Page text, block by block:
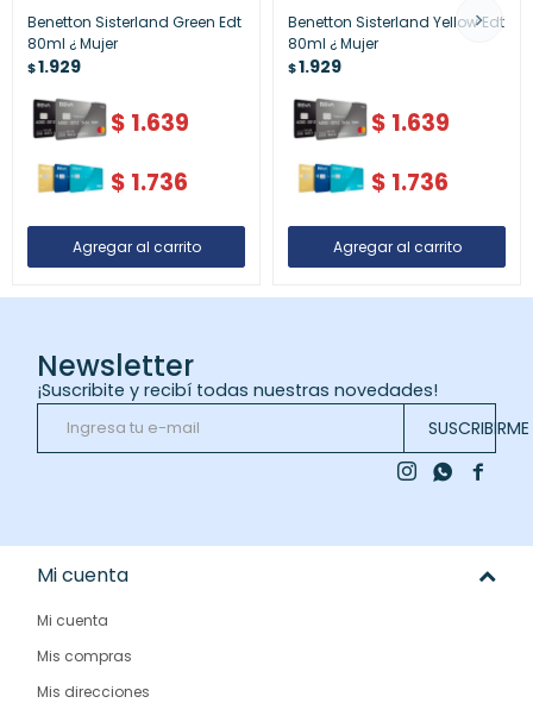
Benetton Sisterland Green Edt
80ml ¿ Mujer
$1.929
$ 1.639
$ 1.736
Benetton Sisterland Yellow Edt
80ml ¿ Mujer
$1.929
$ 1.639
$ 1.736
Newsletter
¡Suscribite y recibí todas nuestras novedades!
SUSCRIBIRME

 
Mi cuenta
Mi cuenta
Mis compras
Mis direcciones